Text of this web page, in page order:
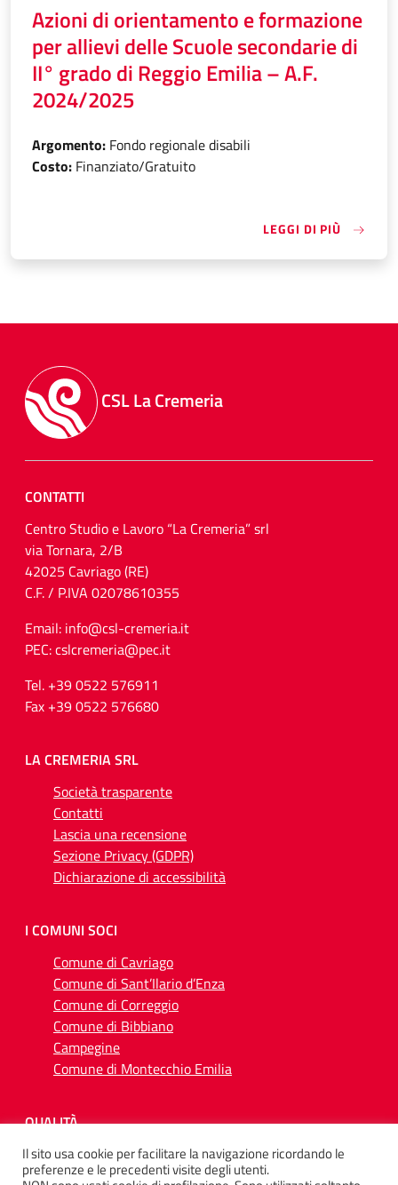
Azioni di orientamento e formazione
per allievi delle Scuole secondarie di
II° grado di Reggio Emilia – A.F.
2024/2025
Argomento: Fondo regionale disabili
Costo: Finanziato/Gratuito
LEGGI DI PIÙ
CSL La Cremeria
CONTATTI
Centro Studio e Lavoro “La Cremeria” srl
via Tornara, 2/B
42025 Cavriago (RE)
C.F. / P.IVA 02078610355
Email: info@csl-cremeria.it
PEC: cslcremeria@pec.it
Tel. +39 0522 576911
Fax +39 0522 576680
LA CREMERIA SRL
Società trasparente
Contatti
Lascia una recensione
Sezione Privacy (GDPR)
Dichiarazione di accessibilità
I COMUNI SOCI
Comune di Cavriago
Comune di Sant’Ilario d’Enza
Comune di Correggio
Comune di Bibbiano
Campegine
Comune di Montecchio Emilia
QUALITÀ
Il sito usa cookie per facilitare la navigazione ricordando le
preferenze e le precedenti visite degli utenti.